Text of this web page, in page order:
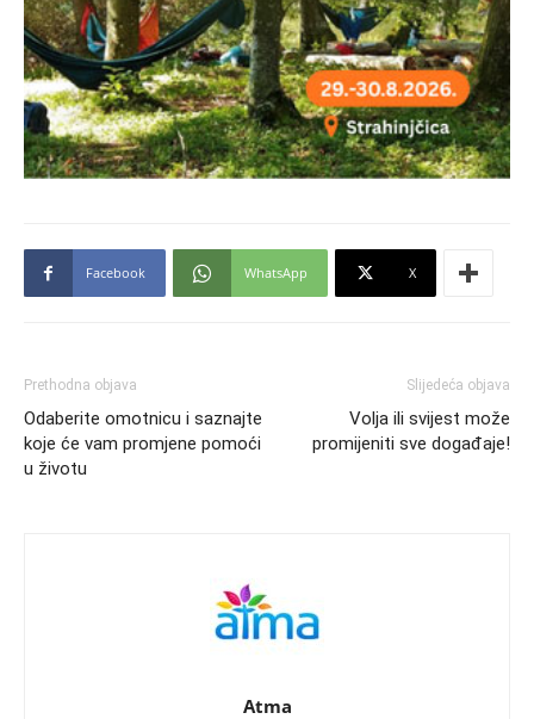
Facebook WhatsApp X
Prethodna objava
Odaberite omotnicu i saznajte
koje će vam promjene pomoći
u životu
Slijedeća objava
Volja ili svijest može
promijeniti sve događaje!
Atma